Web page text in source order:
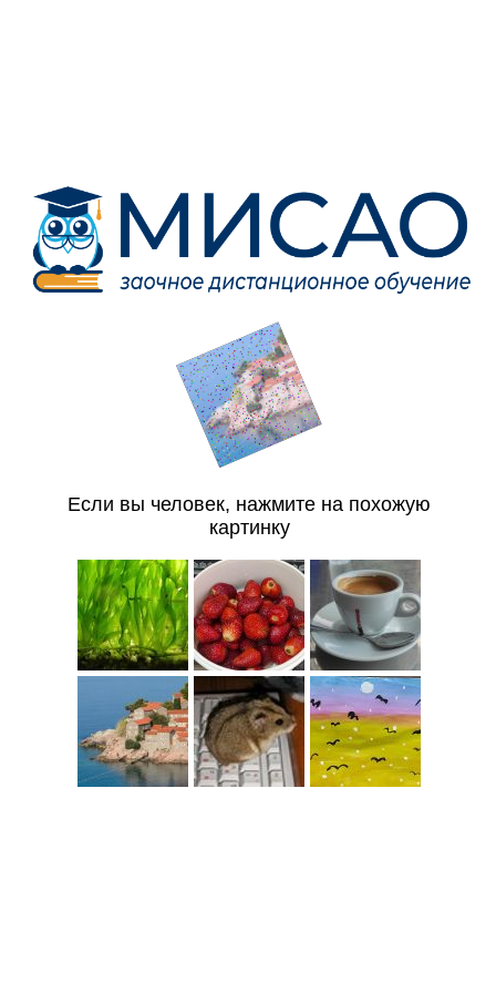
Если вы человек, нажмите на похожую
картинку